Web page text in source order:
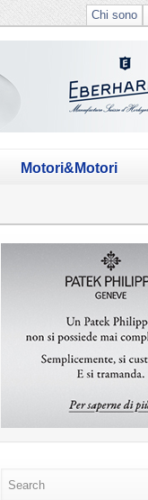
Chi sono
Motori&Motori